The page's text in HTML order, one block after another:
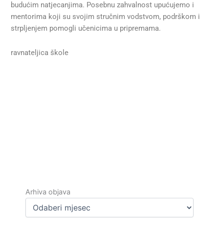
budućim natjecanjima. Posebnu zahvalnost upućujemo i
mentorima koji su svojim stručnim vodstvom, podrškom i
strpljenjem pomogli učenicima u pripremama.
ravnateljica škole
Arhiva objava